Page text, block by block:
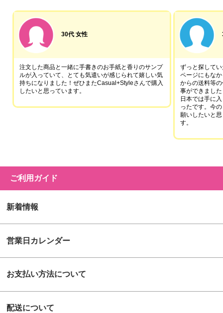
30代 女性
注文した商品と一緒に手書きのお手紙と香りのサンプ
ルが入っていて、とても気遣いが感じられて嬉しい気
持ちになりました！ぜひまたCasual+Styleさんで購入
したいと思っています。
ずっと探して
ページにもな
からの送料等
事ができました
日本では手に
ったです。今
願いしたいと
す。
ご利用ガイド
新着情報
営業日カレンダー
お支払い方法について
配送について